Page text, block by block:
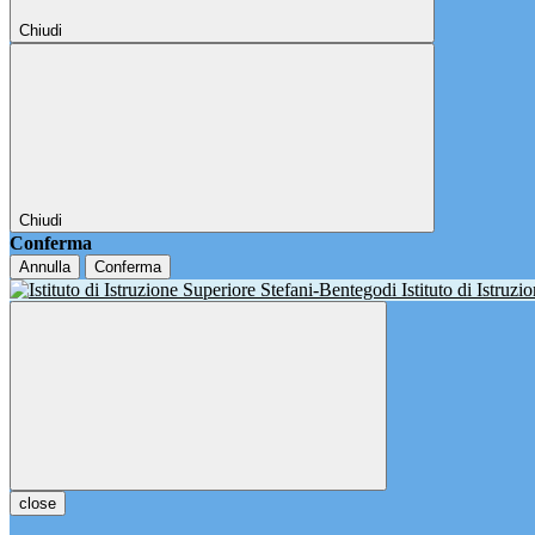
Chiudi
Chiudi
Conferma
Annulla Conferma
Istituto di
close